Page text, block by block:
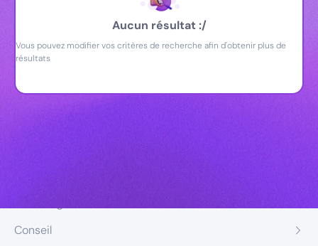
Aucun résultat :/
Vous pouvez modifier vos critères de recherche afin d'obtenir plus de
résultats
Conseil